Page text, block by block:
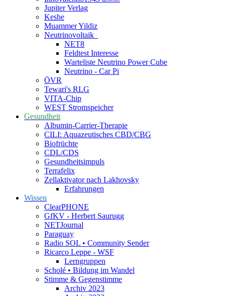
Jupiter Verlag
Keshe
Muammer Yildiz
Neutrinovoltaik
NET8
Feldtest Interesse
Warteliste Neutrino Power Cube
Neutrino - Car Pi
ÖVR
Tewari's RLG
VITA-Chip
WEST Stromspeicher
Gesundheit
Albumin-Carrier-Therapie
CILI: Aquazeutisches CBD/CBG
Biofrüchte
CDL/CDS
Gesundheitsimpuls
Terrafelix
Zellaktivator nach Lakhovsky
Erfahrungen
Wissen
ClearPHONE
GfKV - Herbert Saurugg
NETJournal
Paraguay
Radio SOL • Community Sender
Ricarco Leppe - WSF
Lerngruppen
Scholé • Bildung im Wandel
Stimme & Gegenstimme
Archiv 2023